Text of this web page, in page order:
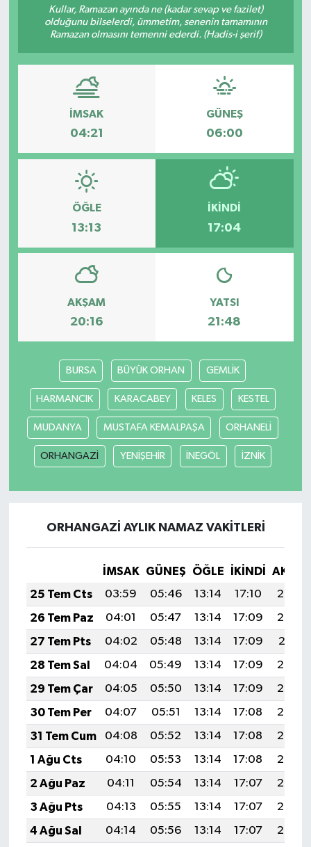
Kullar, Ramazan ayında ne (kadar sevap ve fazilet)
olduğunu bilselerdi, ümmetim, senenin tamamının
Ramazan olmasını temenni ederdi. (Hadis-i şerif)
İMSAK
04:21
GÜNEŞ
06:00
ÖĞLE
13:13
İKINDI
17:04
AKŞAM
20:16
YATSI
21:48
BURSA BÜYÜK ORHAN GEMLİK
HARMANCIK KARACABEY KELES KESTEL
MUDANYA MUSTAFA KEMALPAŞA ORHANELİ
ORHANGAZİ YENİŞEHİR İNEGÖL İZNİK
ORHANGAZİ AYLIK NAMAZ VAKITLERI
İMSAK GÜNEŞ ÖĞLE İKINDI
25 Tem Cts
03:59 05:46 13:14 17:10
20:32
26 Tem Paz
04:01 05:47 13:14 17:09
20:32
27 Tem Pts
04:02 05:48 13:14 17:09
20:31
28 Tem Sal
04:04 05:49 13:14 17:09
20:30
29 Tem Çar
04:05 05:50 13:14 17:09
20:29
30 Tem Per
04:07 05:51 13:14 17:08
20:28
31 Tem Cum
04:08 05:52 13:14 17:08
20:27
1 Ağu Cts
04:10 05:53 13:14 17:08
20:26
2 Ağu Paz
04:11 05:54 13:14 17:07
20:25
3 Ağu Pts
04:13 05:55 13:14 17:07
20:24
4 Ağu Sal
04:14 05:56 13:14 17:07
20:22